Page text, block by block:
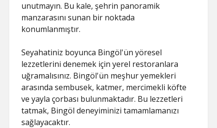
unutmayın. Bu kale, şehrin panoramik
manzarasını sunan bir noktada
konumlanmıştır.
Seyahatiniz boyunca Bingöl'ün yöresel
lezzetlerini denemek için yerel restoranlara
uğramalısınız. Bingöl'ün meşhur yemekleri
arasında sembusek, katmer, mercimekli köfte
ve yayla çorbası bulunmaktadır. Bu lezzetleri
tatmak, Bingöl deneyiminizi tamamlamanızı
sağlayacaktır.